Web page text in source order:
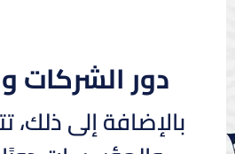
دور
بالإضافة إلى